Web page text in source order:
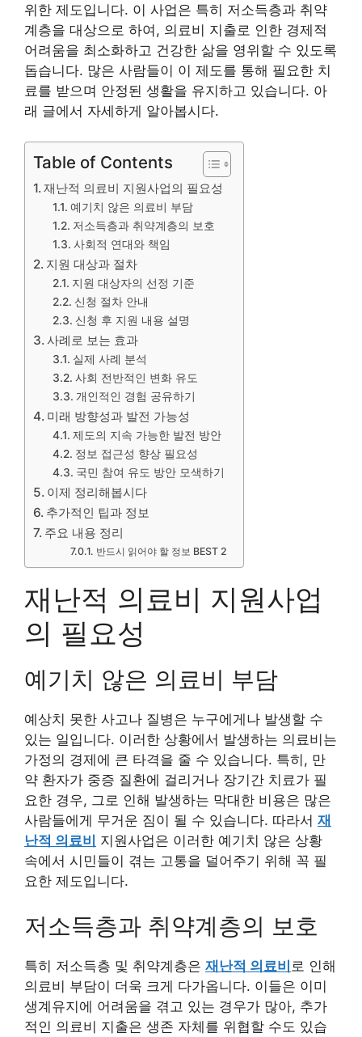
위한 제도입니다. 이 사업은 특히 저소득층과 취약
계층을 대상으로 하여, 의료비 지출로 인한 경제적
어려움을 최소화하고 건강한 삶을 영위할 수 있도록
돕습니다. 많은 사람들이 이 제도를 통해 필요한 치
료를 받으며 안정된 생활을 유지하고 있습니다. 아
래 글에서 자세하게 알아봅시다.
Table of Contents
재난적 의료비 지원사업의 필요성
예기치 않은 의료비 부담
저소득층과 취약계층의 보호
사회적 연대와 책임
지원 대상과 절차
지원 대상자의 선정 기준
신청 절차 안내
신청 후 지원 내용 설명
사례로 보는 효과
실제 사례 분석
사회 전반적인 변화 유도
개인적인 경험 공유하기
미래 방향성과 발전 가능성
제도의 지속 가능한 발전 방안
정보 접근성 향상 필요성
국민 참여 유도 방안 모색하기
이제 정리해봅시다
추가적인 팁과 정보
주요 내용 정리
반드시 읽어야 할 정보 BEST 2
재난적 의료비 지원사업
의 필요성
예기치 않은 의료비 부담
예상치 못한 사고나 질병은 누구에게나 발생할 수
있는 일입니다. 이러한 상황에서 발생하는 의료비는
가정의 경제에 큰 타격을 줄 수 있습니다. 특히, 만
약 환자가 중증 질환에 걸리거나 장기간 치료가 필
요한 경우, 그로 인해 발생하는 막대한 비용은 많은
사람들에게 무거운 짐이 될 수 있습니다. 따라서 재
난적 의료비
지원사업은 이러한 예기치 않은 상황
속에서 시민들이 겪는 고통을 덜어주기 위해 꼭 필
요한 제도입니다.
저소득층과 취약계층의 보호
특히 저소득층 및 취약계층은 재난적 의료비 로 인해
의료비 부담이 더욱 크게 다가옵니다. 이들은 이미
생계유지에 어려움을 겪고 있는 경우가 많아, 추가
적인 의료비 지출은 생존 자체를 위협할 수도 있습